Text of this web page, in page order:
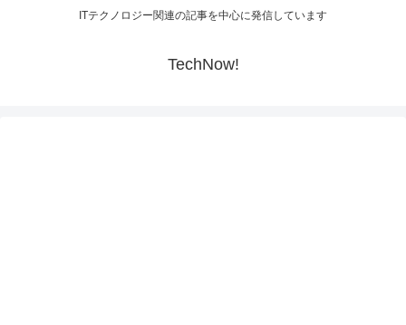
ITテクノロジー関連の記事を中心に発信しています
TechNow!